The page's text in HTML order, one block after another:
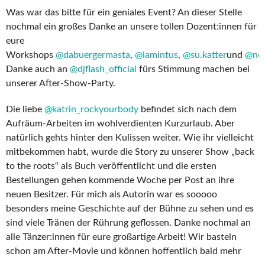
Was war das bitte für ein geniales Event? An dieser Stelle
nochmal ein großes Danke an unsere tollen Dozent:innen für
eure
Workshops @dabuergermasta, @iamintus, @su.katterund
Danke auch an @djflash_official fürs Stimmung machen bei
unserer After-Show-Party.
Die liebe @katrin_rockyourbody befindet sich nach dem
Aufräum-Arbeiten im wohlverdienten Kurzurlaub. Aber
natürlich gehts hinter den Kulissen weiter. Wie ihr vielleicht
mitbekommen habt, wurde die Story zu unserer Show „back
to the roots“ als Buch veröffentlicht und die ersten
Bestellungen gehen kommende Woche per Post an ihre
neuen Besitzer. Für mich als Autorin war es sooooo
besonders meine Geschichte auf der Bühne zu sehen und es
sind viele Tränen der Rührung geflossen. Danke nochmal an
alle Tänzer:innen für eure großartige Arbeit! Wir basteln
schon am After-Movie und können hoffentlich bald mehr